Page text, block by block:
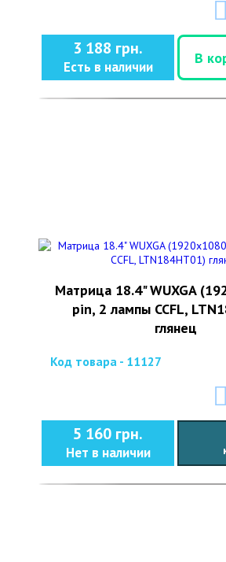
3 188 грн.
Есть в наличии
В
Матрица 18.4" WUXGA
pin, 2 лампы CCFL,
глянец
Код товара - 11127
5 160 грн.
Нет в наличии